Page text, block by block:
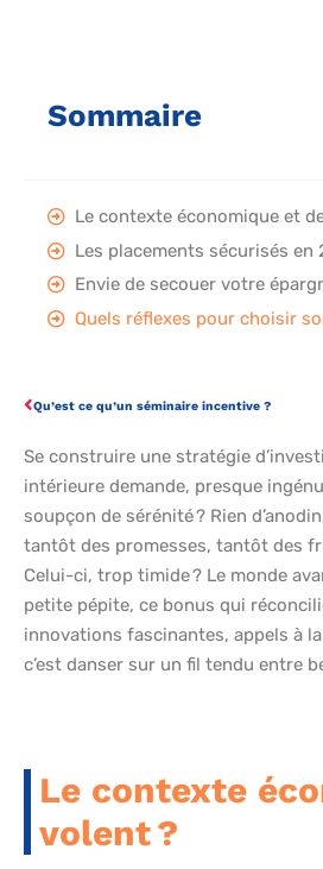
Sommaire
Le contexte économique et
Les placements sécurisés
Envie de secouer votre
Quels réflexes pour choisir
Qu’est ce qu’un séminaire incentive ?
Se construire une stratégie
intérieure demande, presque
soupçon de sérénité ? Rien
tantôt des promesses, tantôt des
Celui-ci, trop timide ? Le monde
petite pépite, ce bonus qui
innovations fascinantes, appels à
c’est danser sur un fil tendu entre
Le contexte
volent ?